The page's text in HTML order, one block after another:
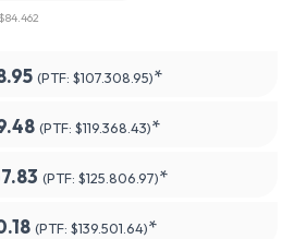
(PTF: $107.308.95)*
(PTF: $119.368.43)*
(PTF: $125.806.97)*
(PTF: $139.501.64)*